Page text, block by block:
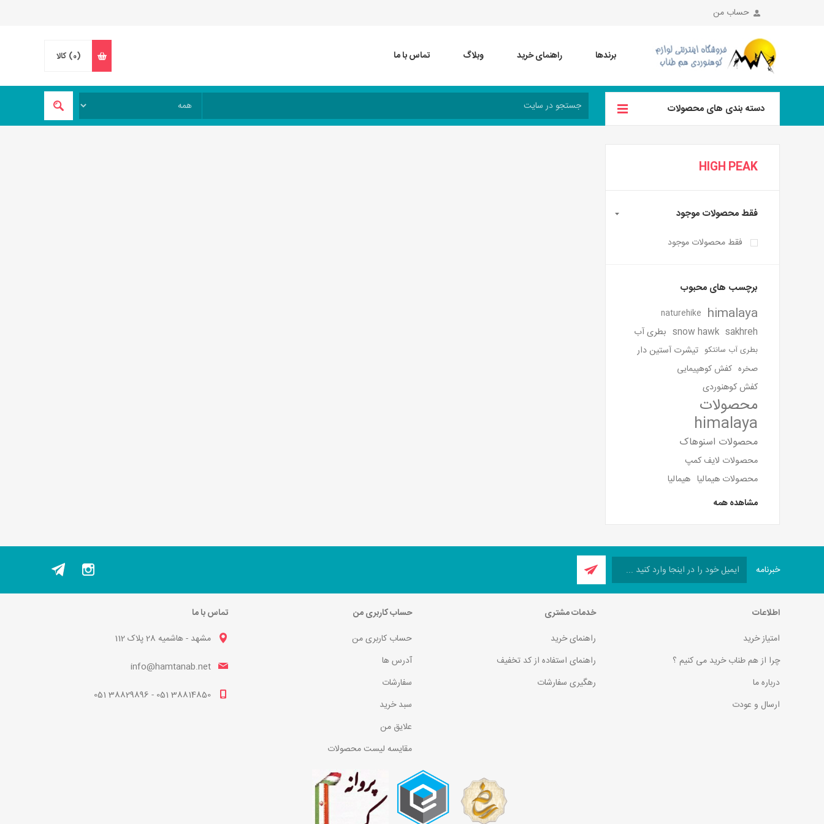
حساب من
برندها راهنمای خرید وبلاگ تماس با ما (0) کالا
دسته بندی های محصولات
HIGH PEAK
فقط محصولات موجود
فقط محصولات موجود
برچسب های محبوب
himalaya
naturehike
sakhreh
snow hawk بطری آب
بطری آب سانتکو تیشرت آستین دار
صخره کفش کوهپیمایی
کفش کوهنوردی
محصولات
himalaya
محصولات اسنوهاک
محصولات لایف کمپ
محصولات هیمالیا هیمالیا
مشاهده همه
خبرنامه
اطلاعات
امتیاز خرید
چرا از هم طناب خرید می کنیم ؟
درباره ما
ارسال و عودت
خدمات مشتری
راهنمای خرید
راهنمای استفاده از کد تخفیف
رهگیری سفارشات
حساب کاربری من
حساب کاربری من
آدرس ها
سفارشات
سبد خرید
علایق من
مقایسه لیست محصولات
تماس با ما
مشهد - هاشمیه 28 پلاک 112
info@hamtanab.net
38814850 051 - 38829896 051